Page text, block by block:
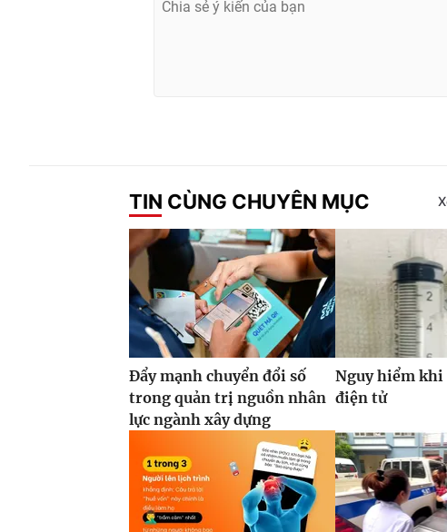
TIN CÙNG CHUYÊN MỤC
Đẩy mạnh chuyển đổi số
trong quản trị nguồn nhân
lực ngành xây dựng
Nguy hiểm
điện tử